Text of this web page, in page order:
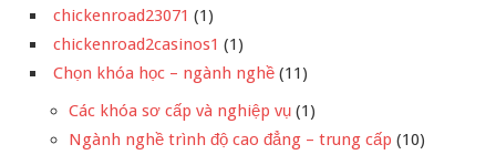
chickenroad23071 (1)
chickenroad2casinos1 (1)
Chọn khóa học – ngành nghề (11)
Các khóa sơ cấp và nghiệp vụ (1)
Ngành nghề trình độ cao đẳng – trung cấp (10)